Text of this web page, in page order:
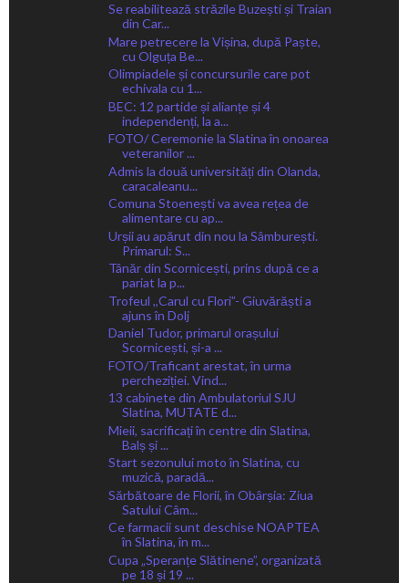
Se reabilitează străzile Buzești și Traian
din Car...
Mare petrecere la Vișina, după Paște,
cu Olguța Be...
Olimpiadele și concursurile care pot
echivala cu 1...
BEC: 12 partide și alianțe și 4
independenți, la a...
FOTO/ Ceremonie la Slatina în onoarea
veteranilor ...
Admis la două universități din Olanda,
caracaleanu...
Comuna Stoenești va avea rețea de
alimentare cu ap...
Urșii au apărut din nou la Sâmburești.
Primarul: S...
Tânăr din Scornicești, prins după ce a
pariat la p...
Trofeul ,,Carul cu Flori”- Giuvărăști a
ajuns în Dolj
Daniel Tudor, primarul orașului
Scornicești, și-a ...
FOTO/Traficant arestat, în urma
percheziției. Vind...
13 cabinete din Ambulatoriul SJU
Slatina, MUTATE d...
Mieii, sacrificați în centre din Slatina,
Balș și ...
Start sezonului moto în Slatina, cu
muzică, paradă...
Sărbătoare de Florii, în Obârșia: Ziua
Satului Câm...
Ce farmacii sunt deschise NOAPTEA
în Slatina, în m...
Cupa „Speranțe Slătinene”, organizată
pe 18 și 19 ...